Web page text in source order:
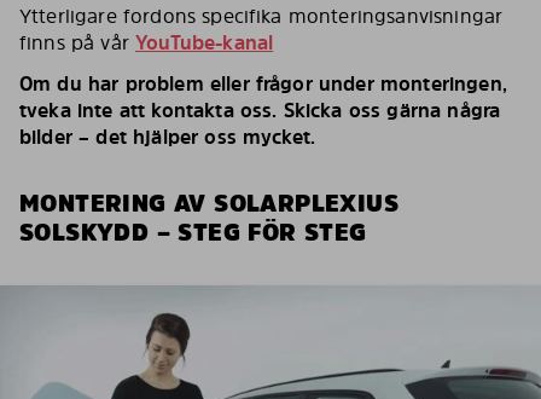
Ytterligare fordons specifika monteringsanvisningar
finns på vårYouTube-kanal
Om du har problem eller frågor under monteringen,
tveka inte att kontakta oss. Skicka oss gärna några
bilder – det hjälper oss mycket.
MONTERING AV SOLARPLEXIUS
SOLSKYDD – STEG FÖR STEG